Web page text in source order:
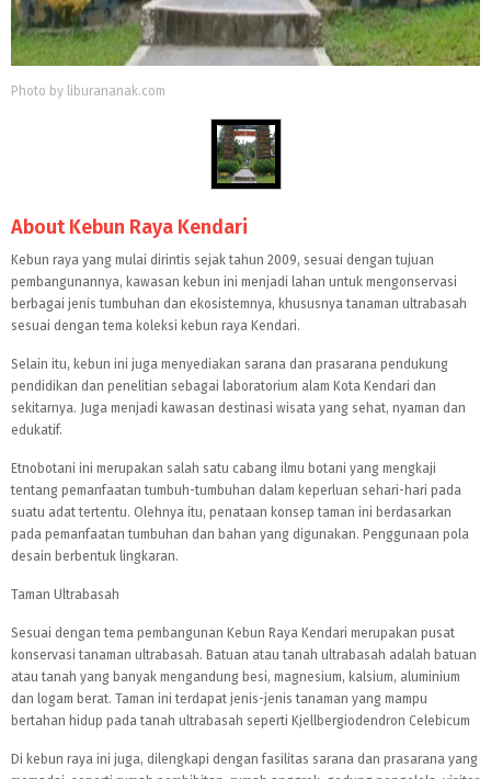
Photo by liburananak.com
About Kebun Raya Kendari
Kebun raya yang mulai dirintis sejak tahun 2009, sesuai dengan tujuan
pembangunannya, kawasan kebun ini menjadi lahan untuk mengonservasi
berbagai jenis tumbuhan dan ekosistemnya, khususnya tanaman ultrabasah
sesuai dengan tema koleksi kebun raya Kendari.
Selain itu, kebun ini juga menyediakan sarana dan prasarana pendukung
pendidikan dan penelitian sebagai laboratorium alam Kota Kendari dan
sekitarnya. Juga menjadi kawasan destinasi wisata yang sehat, nyaman dan
edukatif.
Etnobotani ini merupakan salah satu cabang ilmu botani yang mengkaji
tentang pemanfaatan tumbuh-tumbuhan dalam keperluan sehari-hari pada
suatu adat tertentu. Olehnya itu, penataan konsep taman ini berdasarkan
pada pemanfaatan tumbuhan dan bahan yang digunakan. Penggunaan pola
desain berbentuk lingkaran.
Taman Ultrabasah
Sesuai dengan tema pembangunan Kebun Raya Kendari merupakan pusat
konservasi tanaman ultrabasah. Batuan atau tanah ultrabasah adalah batuan
atau tanah yang banyak mengandung besi, magnesium, kalsium, aluminium
dan logam berat. Taman ini terdapat jenis-jenis tanaman yang mampu
bertahan hidup pada tanah ultrabasah seperti Kjellbergiodendron Celebicum
Di kebun raya ini juga, dilengkapi dengan fasilitas sarana dan prasarana yang